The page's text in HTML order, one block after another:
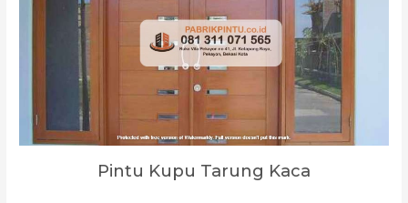
Pintu Kupu Tarung Kaca